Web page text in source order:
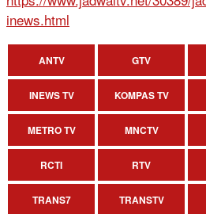
inews.html
ANTV GTV
INEWS TV KOMPAS TV
METRO TV MNCTV
RCTI RTV
TRANS7 TRANSTV